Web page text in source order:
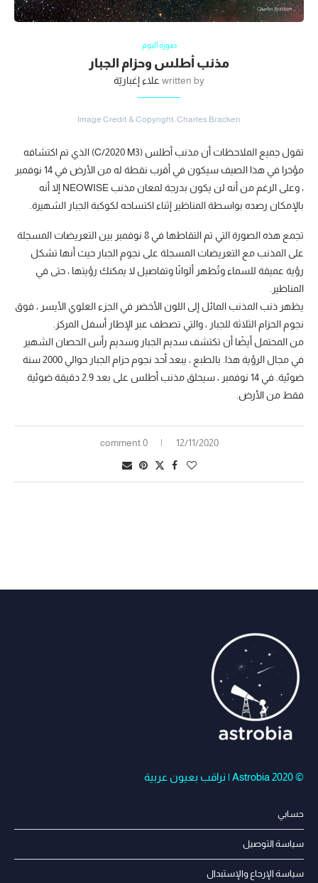
صورة اليوم
مذنب أطلس وحزام الجبار
written by علاء إغباريّة
Image Credit & Copyright: Charles Bracken
تقول جميع الملاحظات أن مذنب أطلس (C/2020 M3) الذي تم اكتشافه
مؤخرا في هذا الصيف سيكون في أقرب نقطة له من الأرض في 14 نوفمبر
، وعلى الرغم من أنه لن يكون بدرجة لمعان مذنب NEOWISE إلا أنه
بالإمكان رصده بواسطة المناظير إثناء اكتساحه لكوكبة الجبار الشهيرة.
تجمع هذه الصورة التي تم التقاطها في 8 نوفمبر بين التعريضات المسجلة
على المذنب مع التعريضات المسجلة على نجوم الجبار حيث أنها تشكل
رؤية عميقة للسماء وتُظهر ألوانًا وتفاصيل لا يمكنك رؤيتها ، حتى في
المناظير.
يظهر ذنب المذنب المائل إلى اللون الأخضر في الجزء العلوي الأيسر ، فوق
نجوم الحزام الثلاثة للجبار ، والتي تصطف عبر الإطار أسفل المركز.
من المحتمل أيضًا أن تكتشف سديم الجبار وسديم رأس الحصان الشهير
في مجال الرؤية هذا. بالطبع ، يبعد أحد نجوم حزام الجبار حوالي 2000 سنة
ضوئية. في 14 نوفمبر ، سيحلق مذنب أطلس على بعد 2.9 دقيقة ضوئية
فقط من الأرض.
12/11/2020
0 comment
© Astrobia 2020 | نراقب بعيون عربية
حسابي
سياسة التوصيل
سياسة الإرجاع والإستبدال